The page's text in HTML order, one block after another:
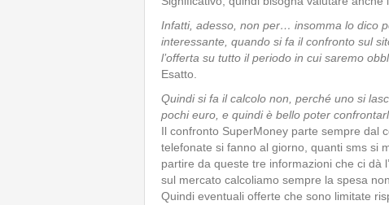
Infatti, adesso, non per… insomma lo dico
interessante, quando si fa il confronto sul
l’offerta su tutto il periodo in cui saremo
Esatto.
Quindi si fa il calcolo non, perché uno si
pochi euro, e quindi è bello poter
Il confronto SuperMoney parte sempre dal
telefonate si fanno al giorno, quanti sms si
partire da queste tre informazioni che ci dà
sul mercato calcoliamo sempre la spesa
Quindi eventuali offerte che sono limitate